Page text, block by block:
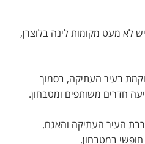
לא מעט מקומות לינה בלוצרן,
בעיר העתיקה, בסמוך
חדרים משותפים ומטבחון.
העיר העתיקה והאגם.
במטבחון.